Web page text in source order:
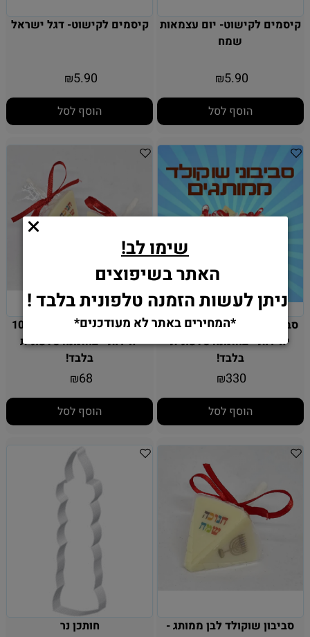
קיסמים לקישוט- יום עצמאות
שמח
₪5.90
הוסף לסל
קיסמים לקישוט- דגל ישראל
₪5.90
הוסף לסל
סביבון שוקולד לבן ממותג 50
יחידות - בהזמנה טלפונית
בלבד!
₪330
הוסף לסל
סביבון שוקולד לבן ממותג 10
יחידות - בהזמנה טלפונית
בלבד!
₪68
הוסף לסל
סביבון שוקולד לבן ממותג -
חותכן נר
שימו לב!
האתר בשיפוצים
ניתן לעשות הזמנה טלפונית בלבד !
*המחירים באתר לא מעודכנים*